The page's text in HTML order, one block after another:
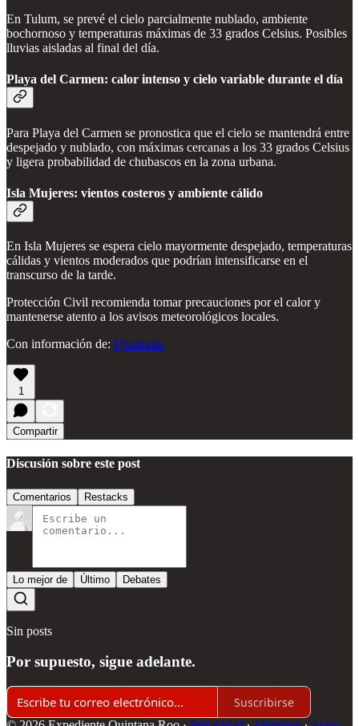
En Tulum, se prevé el cielo parcialmente nublado, ambiente
bochornoso y temperaturas máximas de 33 grados Celsius. Posibles
lluvias aisladas al final del día.
Playa del Carmen: calor intenso y cielo variable durante el día
Para Playa del Carmen se pronostica que el cielo se mantendrá entre
despejado y nublado, con máximas cercanas a los 33 grados Celsius
y ligera probabilidad de chubascos en la zona urbana.
Isla Mujeres: vientos costeros y ambiente cálido
En Isla Mujeres se espera cielo mayormente despejado, temperaturas
cálidas y vientos moderados que podrían intensificarse en el
transcurso de la tarde.
Protección Civil recomienda tomar precauciones por el calor y
mantenerse atento a los avisos meteorológicos locales.
Con información de: Quadratín
1
Compartir
Discusión sobre este post
Comentarios Restacks
Lo mejor de Último Debates
Sin posts
Por supuesto, sigue adelante.
Suscribirse